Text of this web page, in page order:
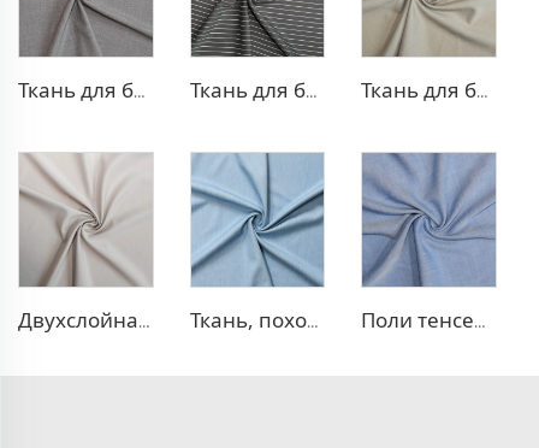
Ткань для брюк TR с четырехсторонней растяжкой Ткань для брюк в стиле TR Strip Ткань для блейзера TR в рубчик
Двухслойная ткань для платья TR Ткань, похожая на деним, TR Поли тенсел деним — ткань, похожая на джинсовую